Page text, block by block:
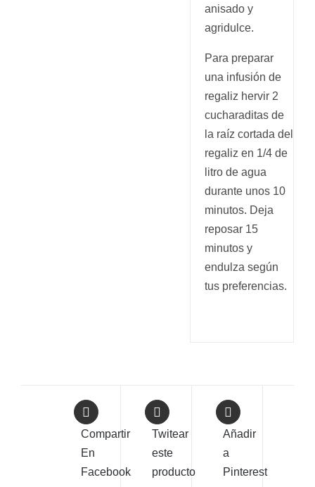
anisado y
agridulce.
Para preparar
una infusión de
regaliz hervir 2
cucharaditas de
la raíz cortada del
regaliz en 1/4 de
litro de agua
durante unos 10
minutos. Deja
reposar 15
minutos y
endulza según
tus preferencias.
Compartir
En
Facebook
Twitear
este
producto
Añadir
a
Pinterest